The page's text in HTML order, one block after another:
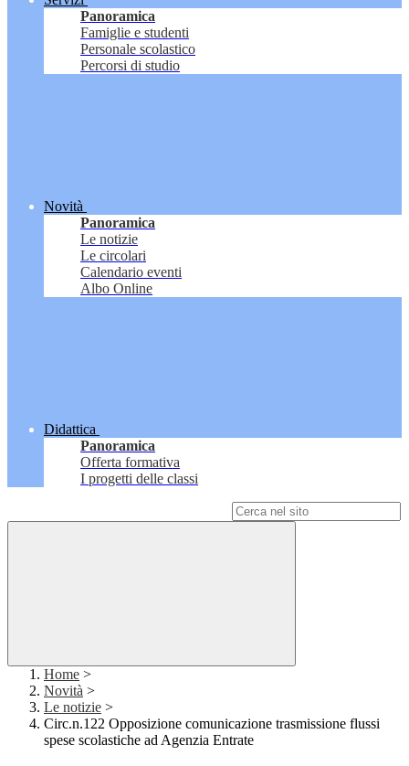
Panoramica
Famiglie e studenti
Personale scolastico
Percorsi di studio
Novità
Panoramica
Le notizie
Le circolari
Calendario eventi
Albo Online
Didattica
Panoramica
Offerta formativa
I progetti delle classi
Home >
Novità >
Le notizie >
Circ.n.122 Opposizione comunicazione trasmissione flussi
spese scolastiche ad Agenzia Entrate